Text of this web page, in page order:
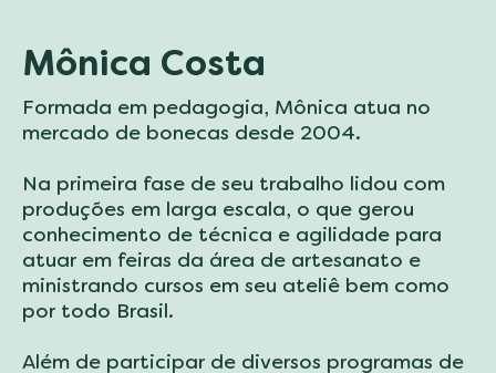
Mônica Costa
Formada em pedagogia, Mônica atua no
mercado de bonecas desde 2004.
Na primeira fase de seu trabalho lidou com
produções em larga escala, o que gerou
conhecimento de técnica e agilidade para
atuar em feiras da área de artesanato e
ministrando cursos em seu ateliê bem como
por todo Brasil.
Além de participar de diversos programas de